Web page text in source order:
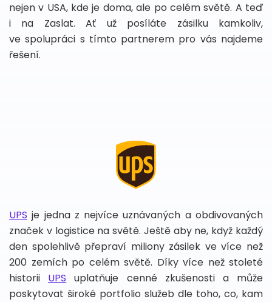
nejen v USA, kde je doma, ale po celém světě. A teď
i na Zaslat. Ať už posíláte zásilku kamkoliv,
ve spolupráci s tímto partnerem pro vás najdeme
řešení.
UPS je jedna z nejvíce uznávaných a obdivovaných
značek v logistice na světě. Ještě aby ne, když každý
den spolehlivě přepraví miliony zásilek ve více než
200 zemích po celém světě. Díky více než stoleté
historii UPS uplatňuje cenné zkušenosti a může
poskytovat široké portfolio služeb dle toho, co, kam